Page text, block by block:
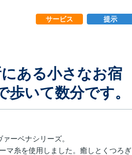
サービス 提示
ある小さなお宿
いて数分です。
ーベナシリーズ。
マ糸を使用しました。癒しとくつろぎ